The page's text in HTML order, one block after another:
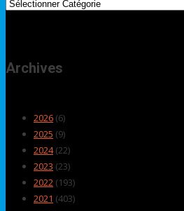
Archives
2026 (6)
2025 (9)
2024(22)
2023 (23)
2022 (193)
2021 (403)